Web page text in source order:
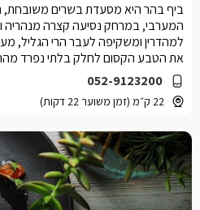
052-9123200
22 ק״מ (זמן משוער 22 דקות)
ביף בהר היא מסעדת בשרים משובחת,
המערבי, במרחק נסיעה קצרה
למהדרין ומשקיפה לעבר הרי הגליל,
את הטבע הקסום לחלק בלתי נפרד